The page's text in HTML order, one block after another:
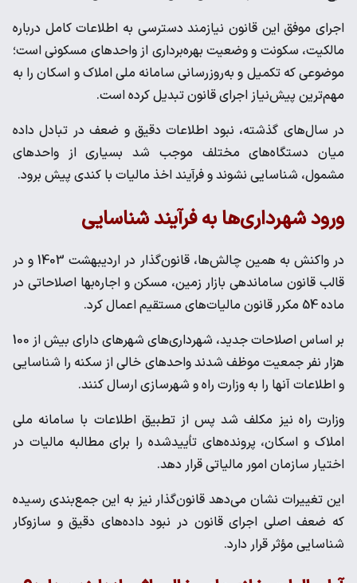
اجرای موفق این قانون نیازمند دسترسی به اطلاعات کامل درباره
مالکیت، سکونت و وضعیت بهره‌برداری از واحدهای مسکونی است؛
موضوعی که تکمیل و به‌روزرسانی سامانه ملی املاک و اسکان را به
مهم‌ترین پیش‌نیاز اجرای قانون تبدیل کرده است.
در سال‌های گذشته، نبود اطلاعات دقیق و ضعف در تبادل داده
میان دستگاه‌های مختلف موجب شد بسیاری از واحدهای
مشمول، شناسایی نشوند و فرآیند اخذ مالیات با کندی پیش برود.
ورود شهرداری‌ها به فرآیند شناسایی
در واکنش به همین چالش‌ها، قانون‌گذار در اردیبهشت 1403 و در
قالب قانون ساماندهی بازار زمین، مسکن و اجاره‌بها اصلاحاتی در
ماده 54 مکرر قانون مالیات‌های مستقیم اعمال کرد.
بر اساس اصلاحات جدید، شهرداری‌های شهرهای دارای بیش از 100
هزار نفر جمعیت موظف شدند واحدهای خالی از سکنه را شناسایی
و اطلاعات آنها را به وزارت راه و شهرسازی ارسال کنند.
وزارت راه نیز مکلف شد پس از تطبیق اطلاعات با سامانه ملی
املاک و اسکان، پرونده‌های تأییدشده را برای مطالبه مالیات در
اختیار سازمان امور مالیاتی قرار دهد.
این تغییرات نشان می‌دهد قانون‌گذار نیز به این جمع‌بندی رسیده
که ضعف اصلی اجرای قانون در نبود داده‌های دقیق و سازوکار
شناسایی مؤثر قرار دارد.